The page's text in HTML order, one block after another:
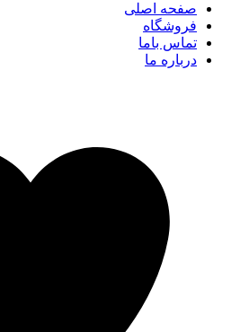
صفحه اصلی
فروشگاه
تماس باما
درباره ما